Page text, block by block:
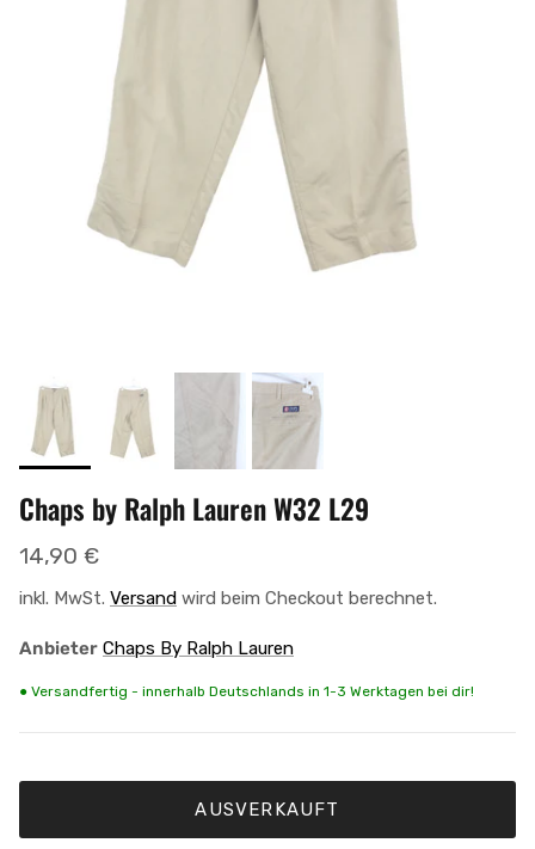
Chaps by Ralph Lauren W32 L29
Normaler Preis
14,90 €
inkl. MwSt. Versand wird beim Checkout berechnet.
Anbieter Chaps By Ralph Lauren
● Versandfertig - innerhalb Deutschlands in 1-3 Werktagen bei dir!
AUSVERKAUFT